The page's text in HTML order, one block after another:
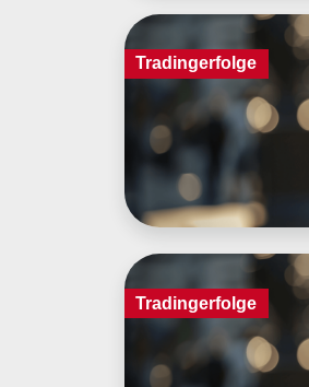
Tradingerfolge
Tradingerfolge